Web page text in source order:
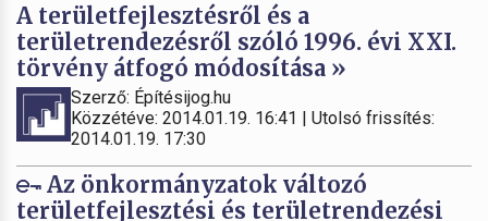
A területfejlesztésről és a
területrendezésről szóló 1996. évi XXI.
törvény átfogó módosítása »
Szerző: Építésijog.hu
Közzétéve: 2014.01.19. 16:41 | Utolsó frissítés:
2014.01.19. 17:30
Az önkormányzatok változó
területfejlesztési és területrendezési